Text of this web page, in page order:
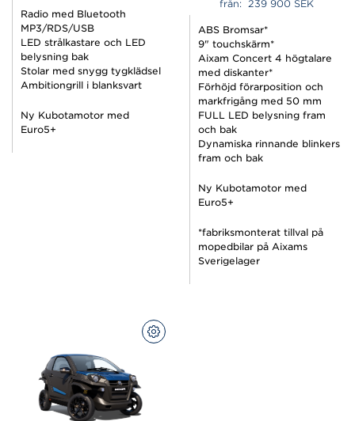
Radio med Bluetooth
MP3/RDS/USB
LED strålkastare och LED
belysning bak
Stolar med snygg tygklädsel
Ambitiongrill i blanksvart
Ny Kubotamotor med
Euro5+
från: 239 900 SEK
ABS Bromsar*
9" touchskärm*
Aixam Concert 4 högtalare
med diskanter*
Förhöjd förarposition och
markfrigång med 50 mm
FULL LED belysning fram
och bak
Dynamiska rinnande blinkers
fram och bak
Ny Kubotamotor med
Euro5+
*fabriksmonterat tillval på
mopedbilar på Aixams
Sverigelager
KONFIGURERA